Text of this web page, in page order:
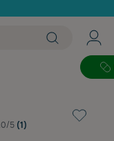
5 (1)